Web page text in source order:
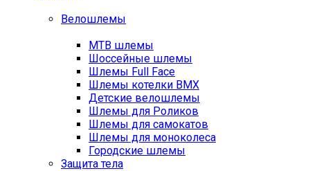
Велошлемы
MTB шлемы
Шоссейные шлемы
Шлемы Full Face
Шлемы котелки BMX
Детские велошлемы
Шлемы для Роликов
Шлемы для самокатов
Шлемы для моноколеса
Городские шлемы
Защита тела